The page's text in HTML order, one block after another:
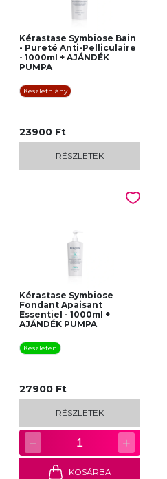
Kérastase Symbiose Bain
- Pureté Anti-Pelliculaire
- 1000ml + AJÁNDÉK
PUMPA
Készlethiány
23900 Ft
RÉSZLETEK
Kérastase Symbiose
Fondant Apaisant
Essentiel - 1000ml +
AJÁNDÉK PUMPA
Készleten
27900 Ft
RÉSZLETEK
− 1 +
KOSÁRBA